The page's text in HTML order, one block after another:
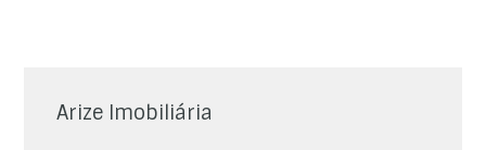
Arize Imobiliária